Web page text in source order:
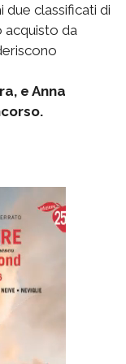
due classificati di
acquisto da
e Anna